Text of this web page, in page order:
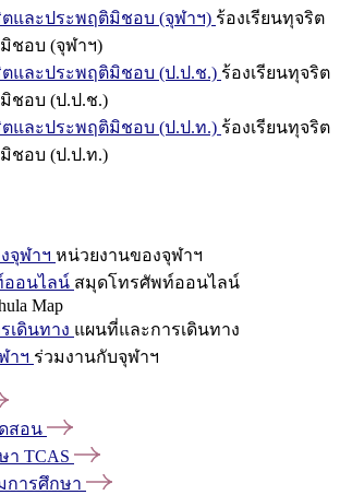
ตและประพฤติมิชอบ (จุฬาฯ) ร้องเรียนทุจริต
ชอบ (จุฬาฯ)
ตและประพฤติมิชอบ (ป.ป.ช.) ร้องเรียนทุจริต
ชอบ (ป.ป.ช.)
ตและประพฤติมิชอบ (ป.ป.ท.) ร้องเรียนทุจริต
ชอบ (ป.ป.ท.)
จุฬาฯ หน่วยงานของจุฬาฯ
อนไลน์ สมุดโทรศัพท์ออนไลน์
Map
เดินทาง แผนที่และการเดินทาง
าฯ ร่วมงานกับจุฬาฯ
สอน
า TCAS
การศึกษา